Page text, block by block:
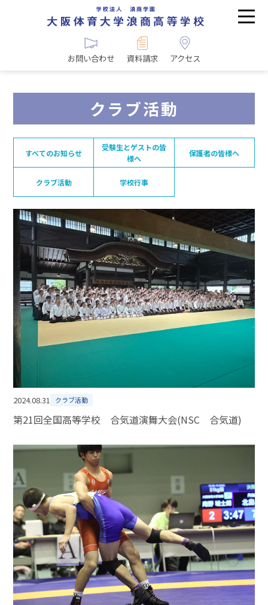
お問い合わせ 資料請求 アクセス
クラブ活動
すべてのお知らせ
受験生とゲストの皆
様へ
保護者の皆様へ
クラブ活動 学校行事
2024.08.31 クラブ活動
第21回全国高等学校 合気道演舞大会(NSC 合気道)